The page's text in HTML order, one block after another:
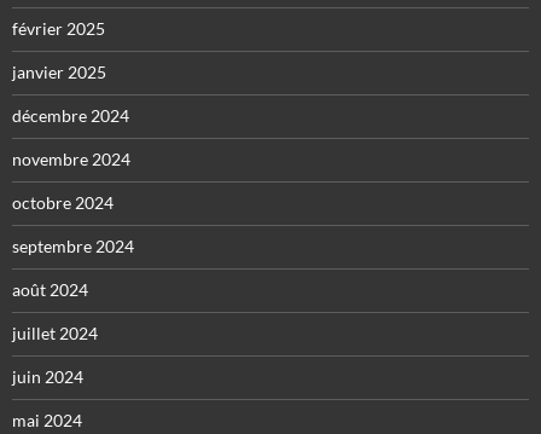
février 2025
janvier 2025
décembre 2024
novembre 2024
octobre 2024
septembre 2024
août 2024
juillet 2024
juin 2024
mai 2024